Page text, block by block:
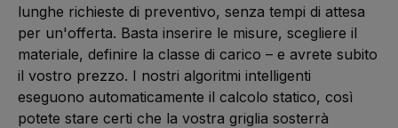
lunghe richieste di preventivo, senza tempi di attesa
per un'offerta. Basta inserire le misure, scegliere il
materiale, definire la classe di carico – e avrete subito
il vostro prezzo. I nostri algoritmi intelligenti
eseguono automaticamente il calcolo statico, così
potete stare certi che la vostra griglia sosterrà